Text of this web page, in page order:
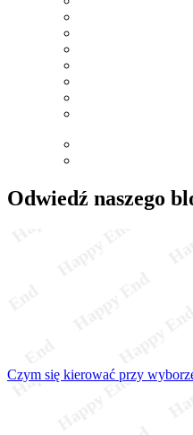
Odwiedź naszego
Czym się kierować przy